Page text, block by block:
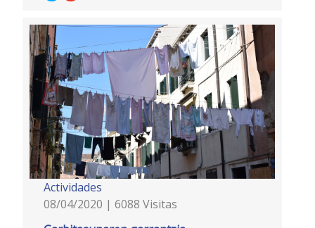
Actividades
08/04/2020 | 6088 Visitas